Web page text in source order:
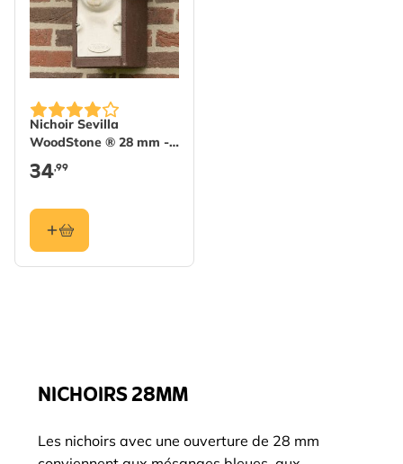
Nichoir Sevilla
WoodStone ® 28 mm -
Brun
34,99
NICHOIRS 28MM
Les nichoirs avec une ouverture de 28 mm